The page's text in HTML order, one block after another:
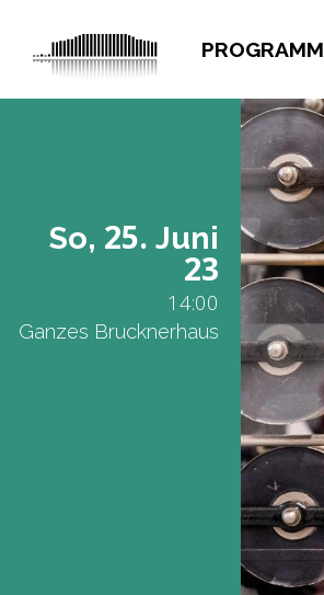
PROGRAMM
So, 25. Juni
23
14:00
Ganzes Brucknerhaus